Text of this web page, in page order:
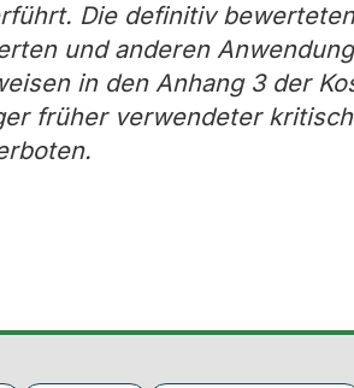
Die definitiv
und anderen
in den Anhang 3 der
früher verwendeter